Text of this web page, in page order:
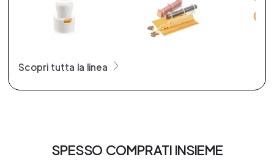
Scopri tutta la linea
SPESSO COMPRATI INSIEME